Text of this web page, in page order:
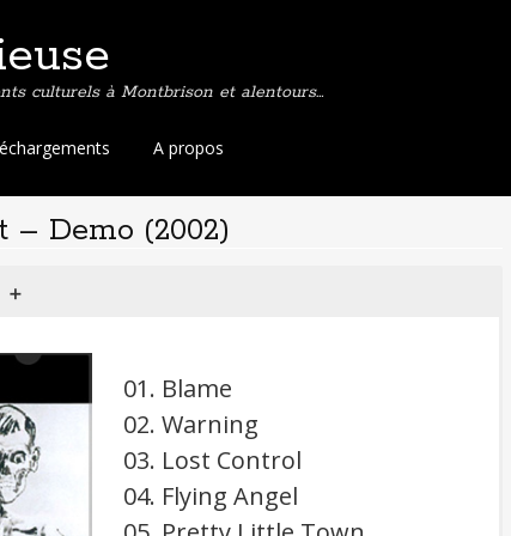
culturels à Montbrison et alentours…
A propos
– Demo (2002)
➕N’
KouatZaloCouetCouett
soit aussi utile à la
musique que le couteau
à la purée…
01. Blame
02. Warning
03. Lost Control
04. Flying Angel